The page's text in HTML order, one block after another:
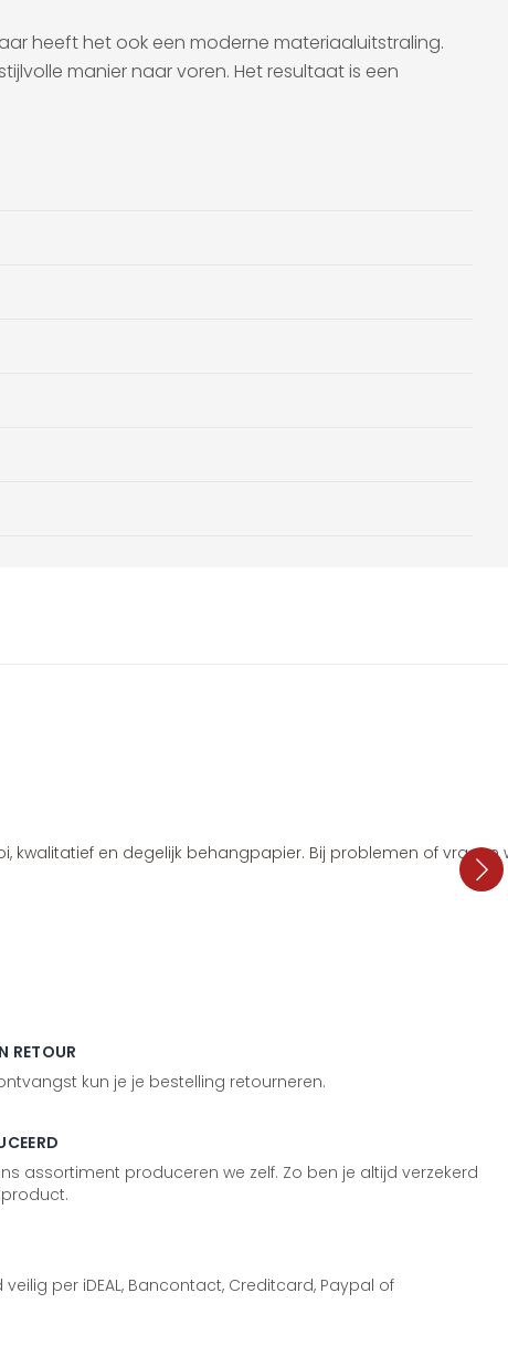
heeft het ook een moderne materiaaluitstraling.
manier naar voren. Het resultaat is een
kwalitatief en degelijk behangpapier. Bij problemen of
RETOUR
kun je je bestelling retourneren.
assortiment produceren we zelf. Zo ben je altijd verzekerd
per iDEAL, Bancontact, Creditcard, Paypal of